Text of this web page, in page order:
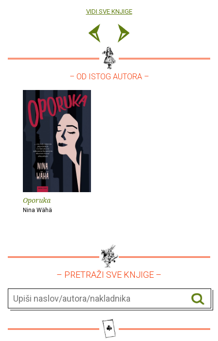
VIDI SVE KNJIGE
– OD ISTOG AUTORA –
Oporuka
Nina Wähä
– PRETRAŽI SVE KNJIGE –